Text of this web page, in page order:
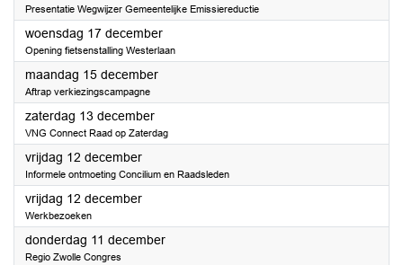
Presentatie Wegwijzer Gemeentelijke Emissiereductie
woensdag 17 december2025
Opening fietsenstalling Westerlaan
maandag 15 december2025
Aftrap verkiezingscampagne
zaterdag 13 december2025
VNG Connect Raad op Zaterdag
vrijdag 12 december2025
Informele ontmoeting Concilium en Raadsleden
vrijdag 12 december2025
Werkbezoeken
donderdag 11 december2025
Regio Zwolle Congres